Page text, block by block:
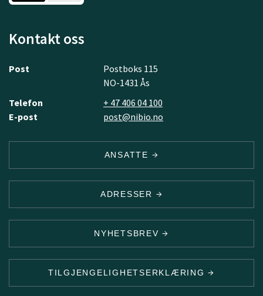
Kontakt oss
Post
Postboks 115
NO-1431 Ås
Telefon
+ 47 406 04 100
E-post
post@nibio.no
ANSATTE
ADRESSER
NYHETSBREV
TILGJENGELIGHETSERKLÆRING